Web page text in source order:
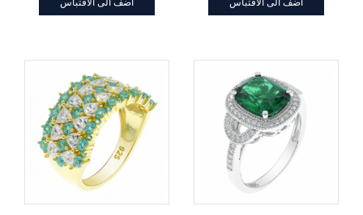
اضف الى الاقتباس اضف الى الاقتباس